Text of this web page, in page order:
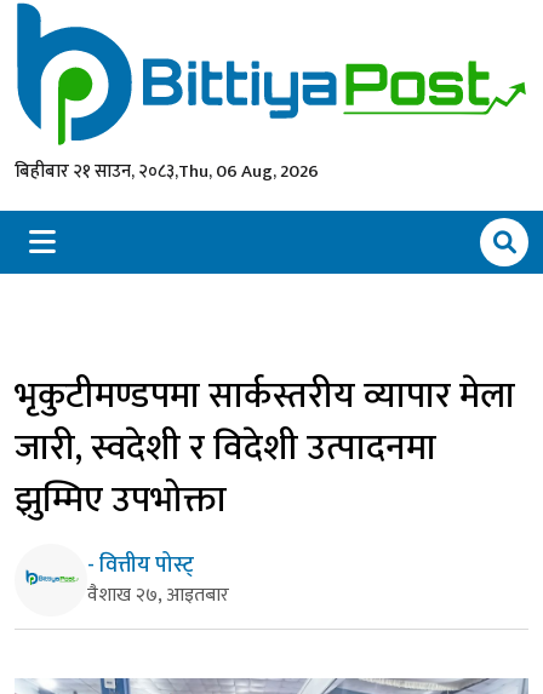
बिहीबार २१ साउन, २०८३,Thu, 06 Aug, 2026
भृकुटीमण्डपमा सार्कस्तरीय व्यापार मेला
जारी, स्वदेशी र विदेशी उत्पादनमा
झुम्मिए उपभोक्ता
- वित्तीय पोस्ट्
वैशाख २७, आइतबार